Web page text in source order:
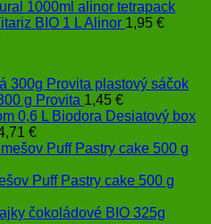
BIO 1 L Alinor 1,95 €
g Provita 1,45 €
Desiatový box
€
Puff Pastry cake 500 g